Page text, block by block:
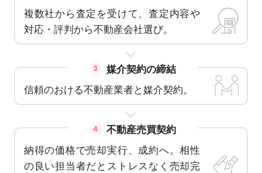
複数社から査定を受けて、査定内容や
対応・評判から不動産会社選び。
3
媒介契約の締結
信頼のおける不動産業者と媒介契約。
4
不動産売買契約
納得の価格で売却実行、成約へ。相性
の良い担当者だとストレスなく売却完